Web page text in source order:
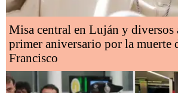
Misa central en Luján y diversos
primer aniversario por la muerte
Francisco